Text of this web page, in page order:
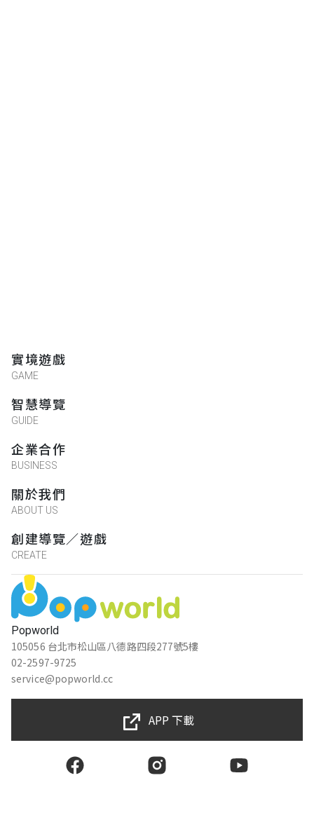
Popworld
105056 台北市松山區八德路四段277號5樓
02-2597-9725
service@popworld.cc
實境遊戲
GAME
智慧導覽
GUIDE
企業合作
BUSINESS
關於我們
ABOUT US
創建導覽／遊戲
CREATE
APP 下載